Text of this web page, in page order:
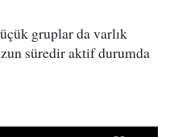
gruplar da varlık
süredir aktif durumda